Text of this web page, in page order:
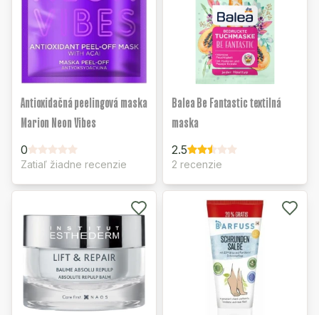
Antioxidačná peelingová maska
Marion Neon Vibes
0
Zatiaľ žiadne recenzie
Balea Be Fantastic textilná
maska
2.5
2 recenzie